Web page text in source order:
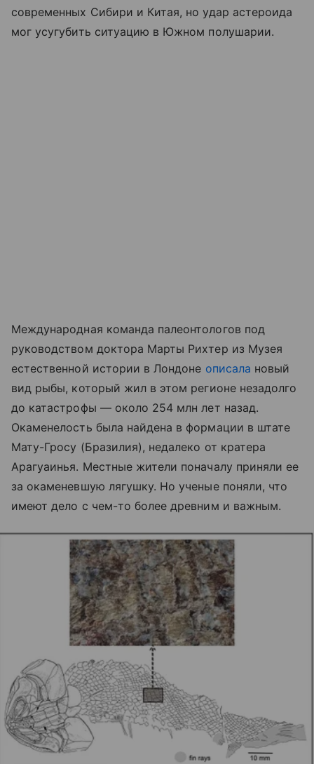
современных Сибири и Китая, но удар астероида
мог усугубить ситуацию в Южном полушарии.
Международная команда палеонтологов под
руководством доктора Марты Рихтер из Музея
естественной истории в Лондоне описала новый
вид рыбы, который жил в этом регионе незадолго
до катастрофы — около 254 млн лет назад.
Окаменелость была найдена в формации в штате
Мату-Гросу (Бразилия), недалеко от кратера
Арагуаинья. Местные жители поначалу приняли ее
за окаменевшую лягушку. Но ученые поняли, что
имеют дело с чем-то более древним и важным.